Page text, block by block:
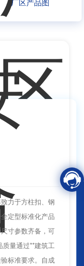
力于方柱扣、钢
定型标准化产品
寸参数齐备，可
量通过**建筑工
标准要求。自成